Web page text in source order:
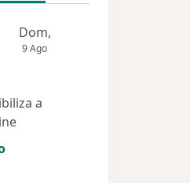
Dom,
9 Ago
a